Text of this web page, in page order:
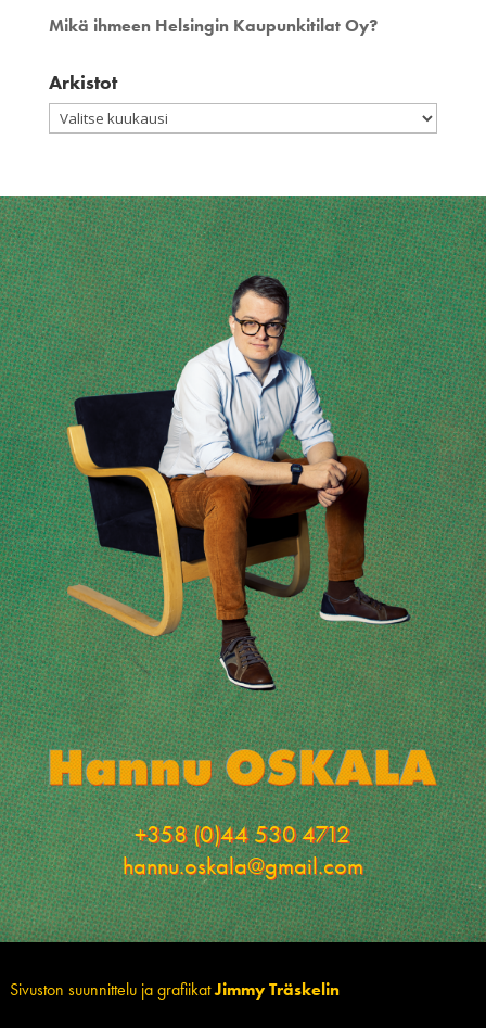
Mikä ihmeen Helsingin Kaupunkitilat Oy?
Arkistot
Arkistot
+358 (0)44 530 4712
hannu.oskala@gmail.com
Sivuston suunnittelu ja grafiikatJimmy Träskelin